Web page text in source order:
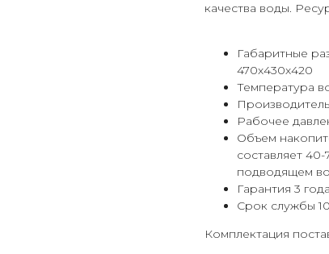
качества воды.
Габаритные
470х430х420
Температура
Рабочее
Объем
составляет
подводящем
Гарантия 3 года
Срок службы
Комплектация